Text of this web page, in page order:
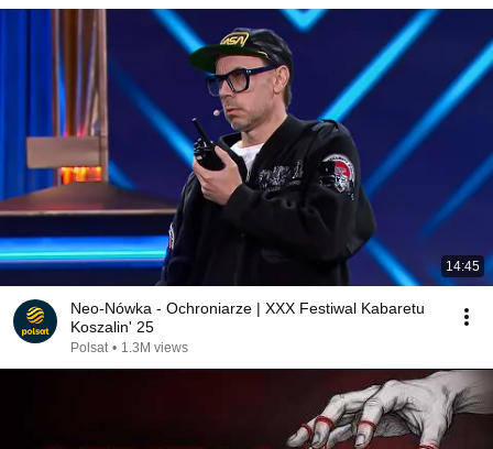
14:45
Neo-Nówka - Ochroniarze | XXX Festiwal Kabaretu
Koszalin' 25
Polsat • 1.3M views